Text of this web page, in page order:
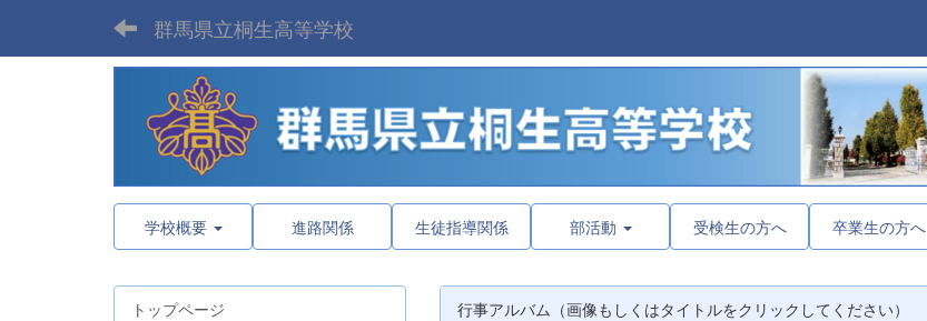
群馬県立桐生高等学校
学校概要 進路関係 生徒指導関係 部活動 受検生の方へ 卒業生の方へ
行事アルバム（画像もしくはタイトルをクリックしてください）
トップページ